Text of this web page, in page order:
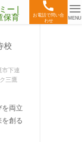
お電話で問い合
わせ
MENU
下連
三鷹
両立
創る